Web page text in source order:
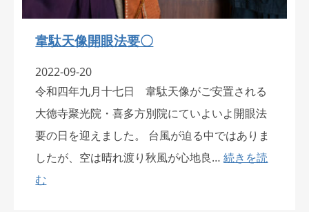
韋駄天像開眼法要〇
2022-09-20
令和四年九月十七日 韋駄天像がご安置される
大徳寺聚光院・喜多方別院にていよいよ開眼法
要の日を迎えました。 台風が迫る中ではありま
したが、空は晴れ渡り秋風が心地良…続きを読
む